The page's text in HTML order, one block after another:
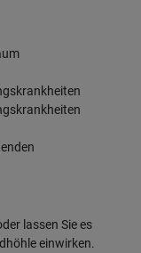
lassen Sie es
einwirken.